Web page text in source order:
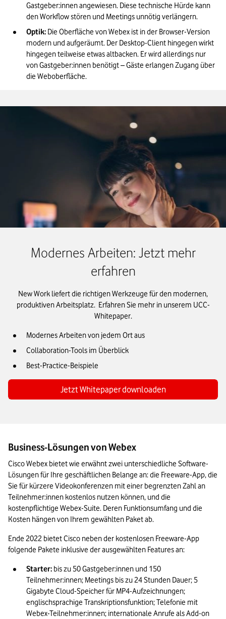
Gastgeber:innen angewiesen. Diese technische Hürde kann
den Workflow stören und Meetings unnötig verlängern.
Optik: Die Oberfläche von Webex ist in der Browser-Version
modern und aufgeräumt. Der Desktop-Client hingegen wirkt
hingegen teilweise etwas altbacken. Er wird allerdings nur
von Gastgeber:innen benötigt – Gäste erlangen Zugang über
die Weboberfläche.
Modernes Arbeiten: Jetzt mehr
erfahren
New Work liefert die richtigen Werkzeuge für den modernen,
produktiven Arbeitsplatz. Erfahren Sie mehr in unserem UCC-
Whitepaper.
Modernes Arbeiten von jedem Ort aus
Collaboration-Tools im Überblick
Best-Practice-Beispiele
Jetzt Whitepaper downloaden
Business-Lösungen von Webex
Cisco Webex bietet wie erwähnt zwei unterschiedliche Software-
Lösungen für Ihre geschäftlichen Belange an: die Freeware-App, die
Sie für kürzere Videokonferenzen mit einer begrenzten Zahl an
Teilnehmer:innen kostenlos nutzen können, und die
kostenpflichtige Webex-Suite. Deren Funktionsumfang und die
Kosten hängen von Ihrem gewählten Paket ab.
Ende 2022 bietet Cisco neben der kostenlosen Freeware-App
folgende Pakete inklusive der ausgewählten Features an:
Starter: bis zu 50 Gastgeber:innen und 150
Teilnehmer:innen; Meetings bis zu 24 Stunden Dauer; 5
Gigabyte Cloud-Speicher für MP4-Aufzeichnungen;
englischsprachige Transkriptionsfunktion; Telefonie mit
Webex-Teilnehmer:innen; internationale Anrufe als Add-on